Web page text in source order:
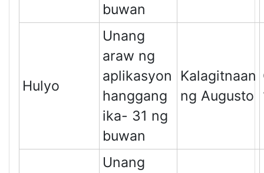
buwan
Hulyo
Unang
araw ng
aplikasyon
hanggang
ika- 31 ng
buwan
Kalagitnaan
ng Augusto
Unang